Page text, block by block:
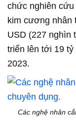
chức nghiên
kim cương nhân
USD (227 nghìn
triển lên tới 19 tỷ
2023.
Các nghệ nhân